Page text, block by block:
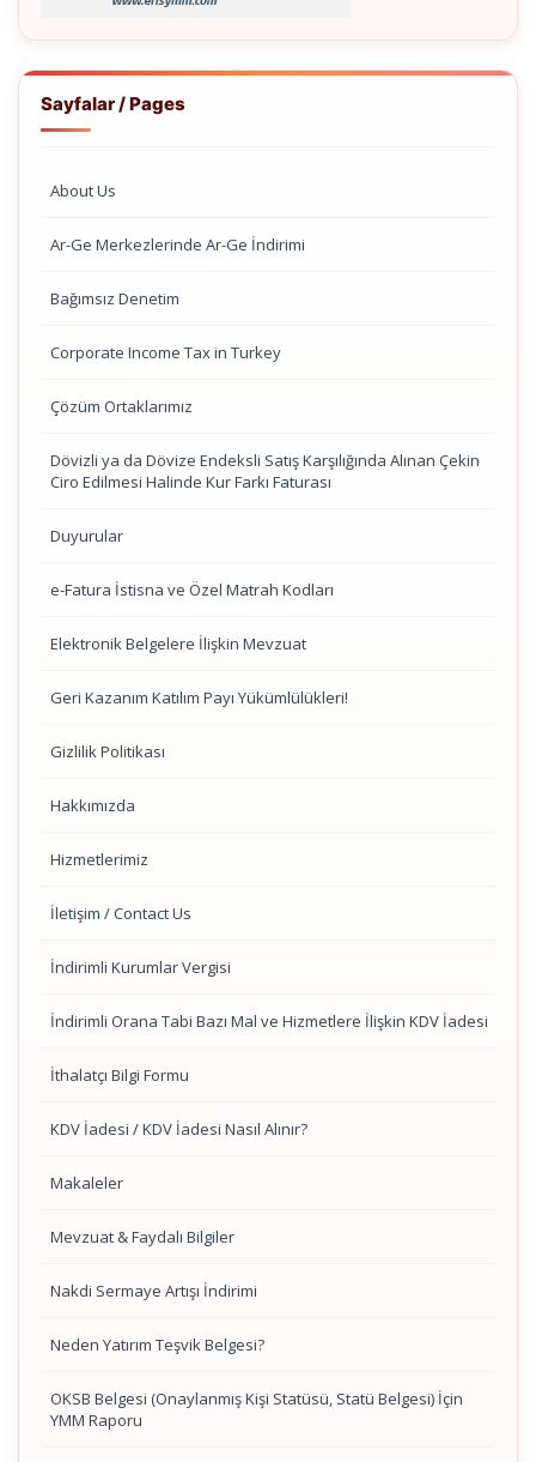
Sayfalar / Pages
About Us
Ar-Ge Merkezlerinde Ar-Ge İndirimi
Bağımsız Denetim
Corporate Income Tax in Turkey
Çözüm Ortaklarımız
Dövizli ya da Dövize Endeksli Satış Karşılığında Alınan Çekin
Ciro Edilmesi Halinde Kur Farkı Faturası
Duyurular
e-Fatura İstisna ve Özel Matrah Kodları
Elektronik Belgelere İlişkin Mevzuat
Geri Kazanım Katılım Payı Yükümlülükleri!
Gizlilik Politikası
Hakkımızda
Hizmetlerimiz
İletişim / Contact Us
İndirimli Kurumlar Vergisi
İndirimli Orana Tabi Bazı Mal ve Hizmetlere İlişkin KDV İadesi
İthalatçı Bilgi Formu
KDV İadesi / KDV İadesi Nasıl Alınır?
Makaleler
Mevzuat & Faydalı Bilgiler
Nakdi Sermaye Artışı İndirimi
Neden Yatırım Teşvik Belgesi?
OKSB Belgesi (Onaylanmış Kişi Statüsü, Statü Belgesi) İçin
YMM Raporu